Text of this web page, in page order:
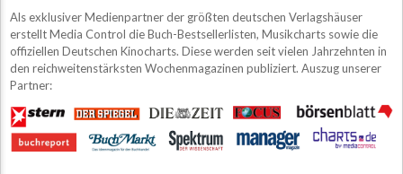
Als exklusiver Medienpartner der größten deutschen Verlagshäuser
erstellt Media Control die Buch-Bestsellerlisten, Musikcharts sowie die
offiziellen Deutschen Kinocharts. Diese werden seit vielen Jahrzehnten in
den reichweitenstärksten Wochenmagazinen publiziert. Auszug unserer
Partner: